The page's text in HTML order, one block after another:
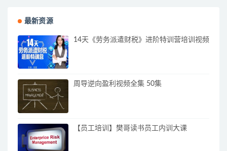
最新资源
14天《劳务派遣财税》进阶特训营培训视频
周导逆向盈利视频全集 50集
【员工培训】樊哥读书员工内训大课